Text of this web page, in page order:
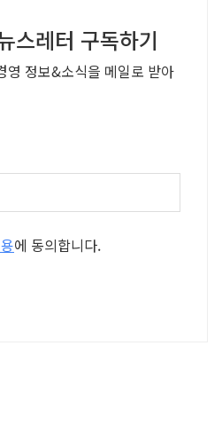
스레터 구독하기
영 정보&소식을 메일로 받아
및 이용에 동의합니다.